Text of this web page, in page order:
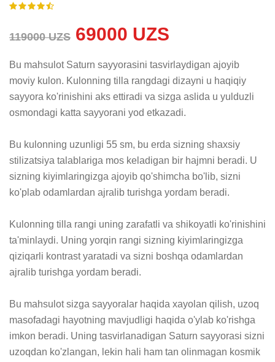
119000 UZS 69000 UZS
Bu mahsulot Saturn sayyorasini tasvirlaydigan ajoyib
moviy kulon. Kulonning tilla rangdagi dizayni u haqiqiy
sayyora ko'rinishini aks ettiradi va sizga aslida u yulduzli
osmondagi katta sayyorani yod etkazadi.
Bu kulonning uzunligi 55 sm, bu erda sizning shaxsiy
stilizatsiya talablariga mos keladigan bir hajmni beradi. U
sizning kiyimlaringizga ajoyib qo'shimcha bo'lib, sizni
ko'plab odamlardan ajralib turishga yordam beradi.
Kulonning tilla rangi uning zarafatli va shikoyatli ko'rinishini
ta'minlaydi. Uning yorqin rangi sizning kiyimlaringizga
qiziqarli kontrast yaratadi va sizni boshqa odamlardan
ajralib turishga yordam beradi.
Bu mahsulot sizga sayyoralar haqida xayolan qilish, uzoq
masofadagi hayotning mavjudligi haqida o'ylab ko'rishga
imkon beradi. Uning tasvirlanadigan Saturn sayyorasi sizni
uzoqdan ko'zlangan, lekin hali ham tan olinmagan kosmik